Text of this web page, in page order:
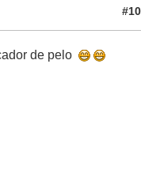
#10
de pelo